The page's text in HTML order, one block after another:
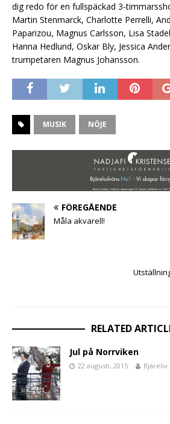
dig redo för en fullspäckad 3-
Martin Stenmarck, Charlotte Perrelli,
Paparizou, Magnus Carlsson, Lisa
Hanna Hedlund, Oskar Bly, Jessica
trumpetaren Magnus Johansson.
MUSIK NÖJE
FÖREGÅENDE
Måla akvarell!
RELATED
Jul på Norrviken
22 augusti, 2015 Bjäreliv